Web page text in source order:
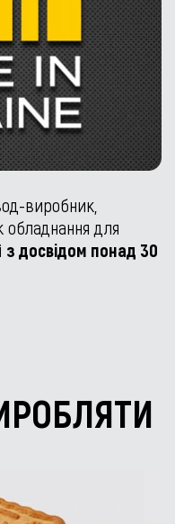
виробник,
обладнання для
з досвідом понад 30